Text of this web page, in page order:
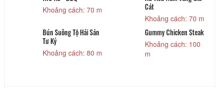
Khoảng cách: 70 m
Cát
Khoảng cách: 70 m
Bún Suông Tộ Hải Sản
Tư Ký
Khoảng cách: 80 m
Gummy Chicken Steak
Khoảng cách: 100
m